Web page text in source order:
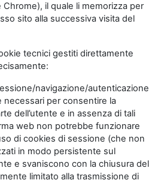
il quale li memorizza per
sito alla successiva visita del
tecnici gestiti direttamente
navigazione/autenticazione
necessari per consentire la
dell’utente e in assenza di tali
web non potrebbe funzionare
di cookies di sessione (che non
in modo persistente sul
e svaniscono con la chiusura del
limitato alla trasmissione di